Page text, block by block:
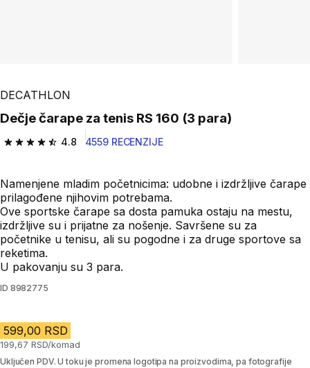
DECATHLON
Dečje čarape za tenis RS 160 (3 para)
4.8
4.8 od 5 zvezdica from 4559 Recenzije
4559 RECENZIJE
Namenjene mladim početnicima: udobne i izdržljive čarape
prilagođene njihovim potrebama.
Ove sportske čarape sa dosta pamuka ostaju na mestu,
izdržljive su i prijatne za nošenje. Savršene su za
početnike u tenisu, ali su pogodne i za druge sportove sa
reketima.
U pakovanju su 3 para.
ID 8982775
599,00 RSD
199,67 RSD/komad
Uključen PDV. U toku je promena logotipa na proizvodima, pa fotografije